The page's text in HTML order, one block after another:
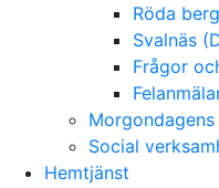
Röda
Svalnäs
Frågor
Social
Hemtjänst